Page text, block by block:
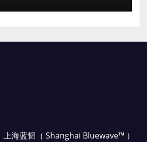
海蓝韬（ Shanghai Bluewave™ ）